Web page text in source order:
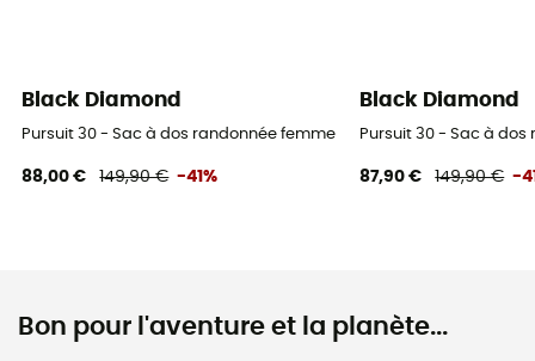
Black Diamond
Pursuit 30 - Sac à dos randonnée femme
88,00 € 149,90 € -41%
Black Diamond
Pursuit 30 - Sac à
87,90 € 149,90 € -
Bon pour l'aventure et la planète...